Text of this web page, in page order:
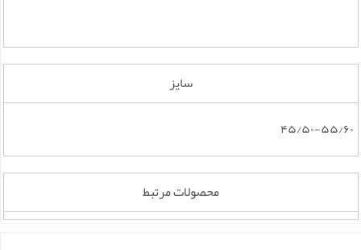
سایز
۴۵/۵۰-۵۵/۶۰
محصولات مرتبط